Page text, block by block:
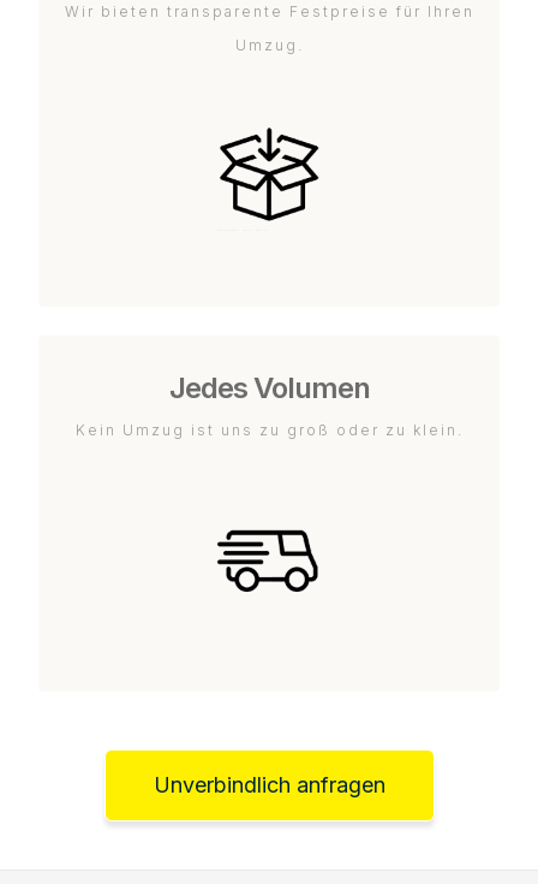
Wir bieten transparente Festpreise für Ihren
Umzug.
Jedes Volumen
Kein Umzug ist uns zu groß oder zu klein.
Unverbindlich anfragen